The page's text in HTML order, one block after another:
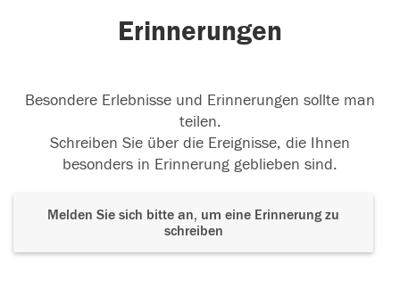
Erinnerungen
Besondere Erlebnisse und Erinnerungen sollte man
teilen.
Schreiben Sie über die Ereignisse, die Ihnen
besonders in Erinnerung geblieben sind.
Melden Sie sich bitte an, um eine Erinnerung zu
schreiben